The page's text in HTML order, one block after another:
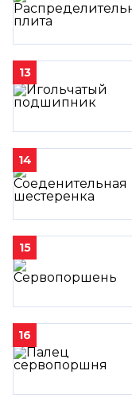
13
14
15
16